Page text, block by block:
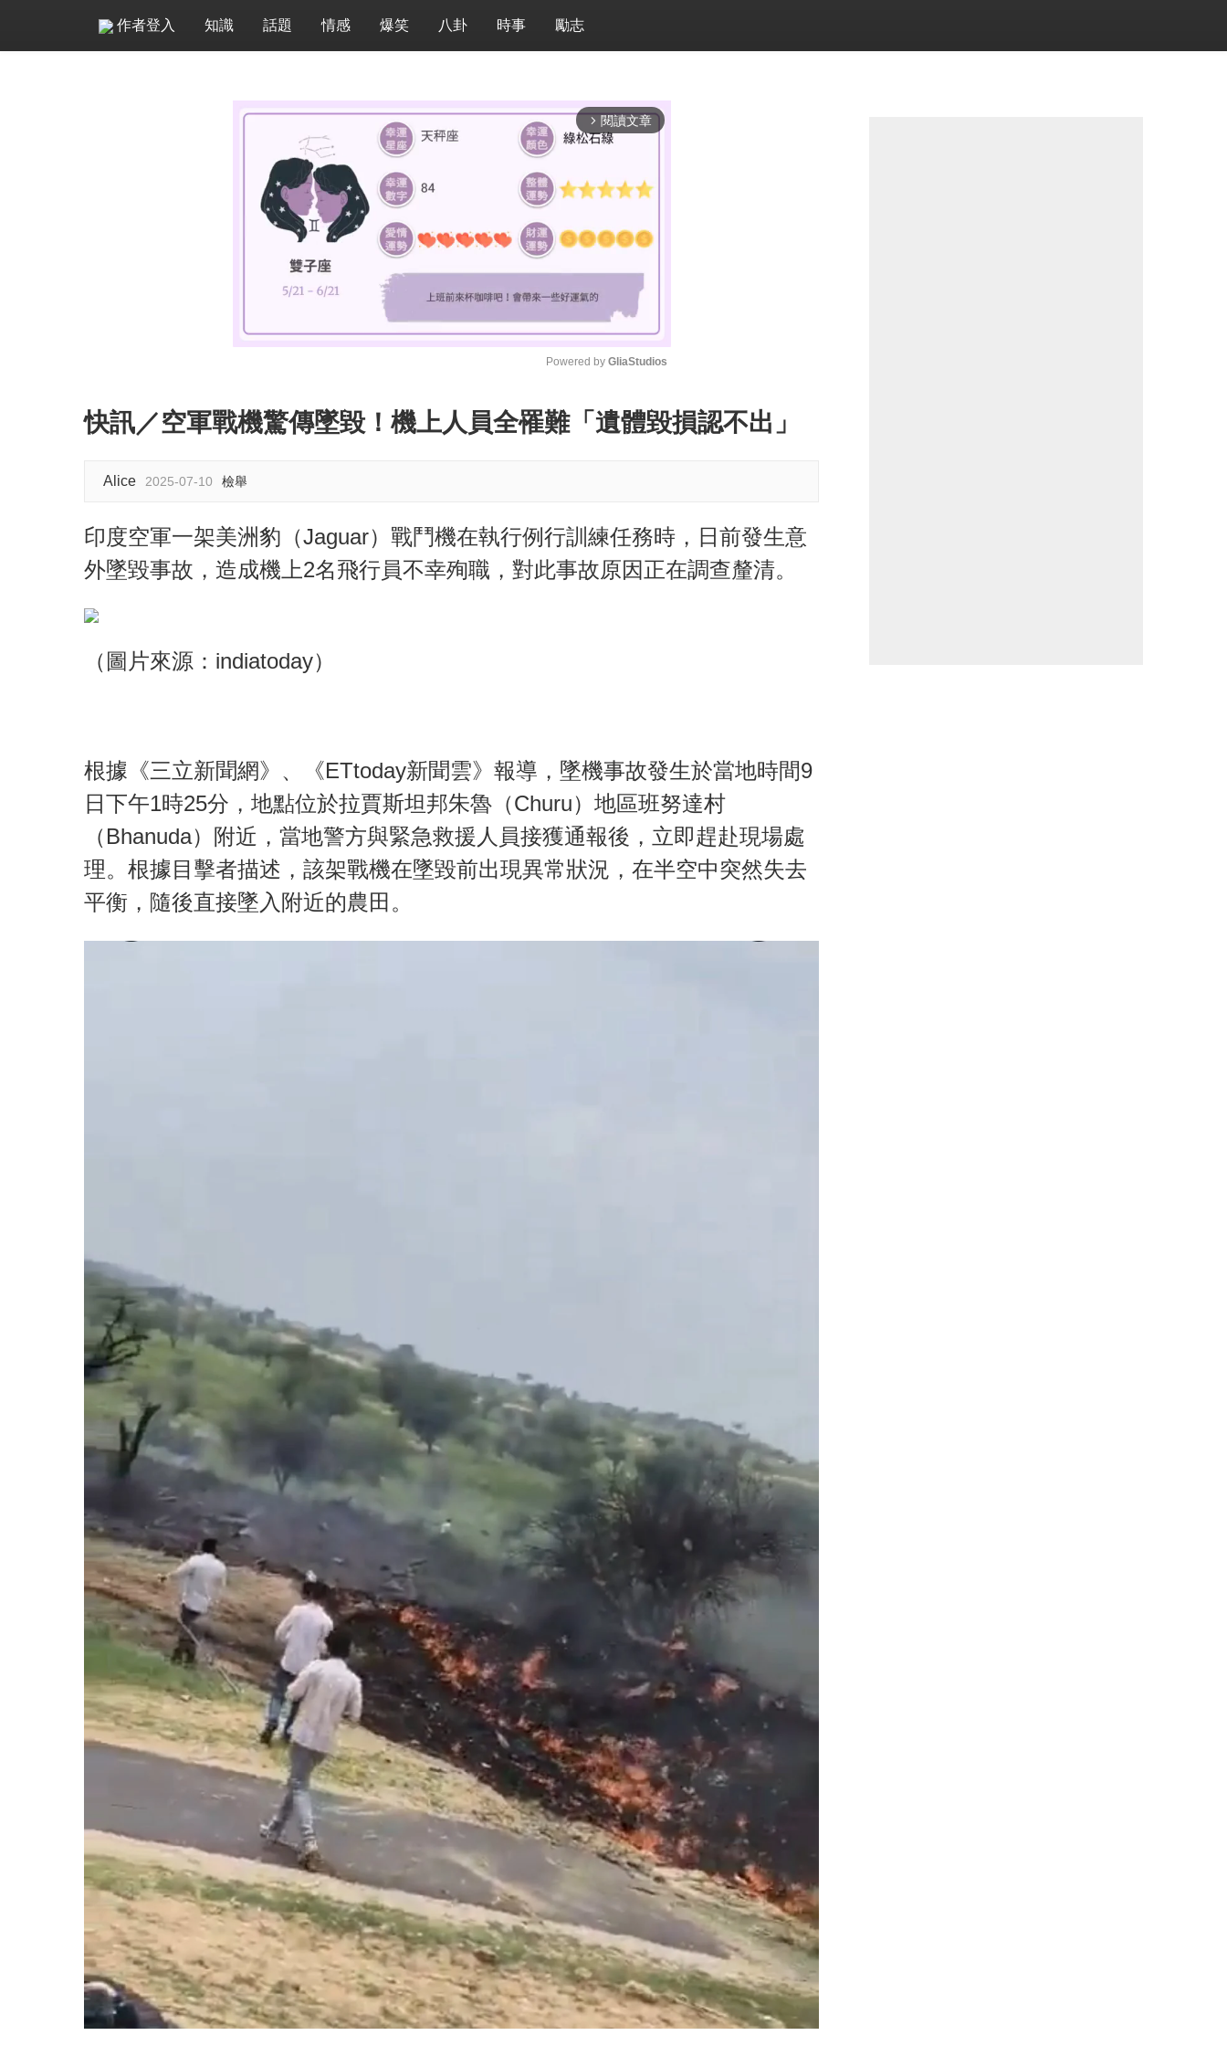
作者登入 知識 話題 情感 爆笑 八卦 時事 勵志
arrow_forward_ios 閱讀文章
M
u
Powered by GliaStudios
快訊／空軍戰機驚傳墜毀！機上人員全罹難「遺體毀損認不出」
Alice 2025-07-10 檢舉
印度空軍一架美洲豹（Jaguar）戰鬥機在執行例行訓練任務時，日前發生意
外墜毀事故，造成機上2名飛行員不幸殉職，對此事故原因正在調查釐清。
（圖片來源：indiatoday）
根據《三立新聞網》、《ETtoday新聞雲》報導，墜機事故發生於當地時間9
日下午1時25分，地點位於拉賈斯坦邦朱魯（Churu）地區班努達村
（Bhanuda）附近，當地警方與緊急救援人員接獲通報後，立即趕赴現場處
理。根據目擊者描述，該架戰機在墜毀前出現異常狀況，在半空中突然失去
平衡，隨後直接墜入附近的農田。